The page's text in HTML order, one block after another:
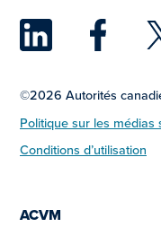
©2026 Autorités
Politique sur les médias
Conditions d’utilisation
ACVM